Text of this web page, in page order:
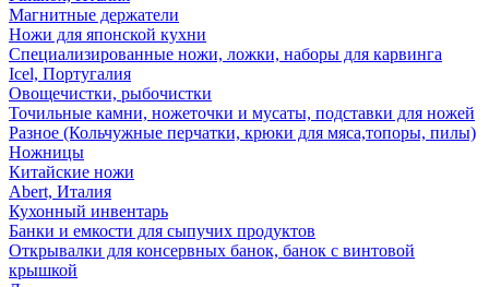
Магнитные держатели
Ножи для японской кухни
Специализированные ножи, ложки, наборы для карвинга
Icel, Португалия
Овощечистки, рыбочистки
Точильные камни, ножеточки и мусаты, подставки для ножей
Разное (Кольчужные перчатки, крюки для мяса,топоры, пилы)
Ножницы
Китайские ножи
Abert, Италия
Кухонный инвентарь
Банки и емкости для сыпучих продуктов
Открывалки для консервных банок, банок с винтовой
крышкой